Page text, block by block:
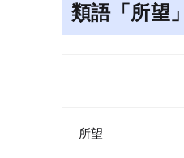
類語「所望
所望